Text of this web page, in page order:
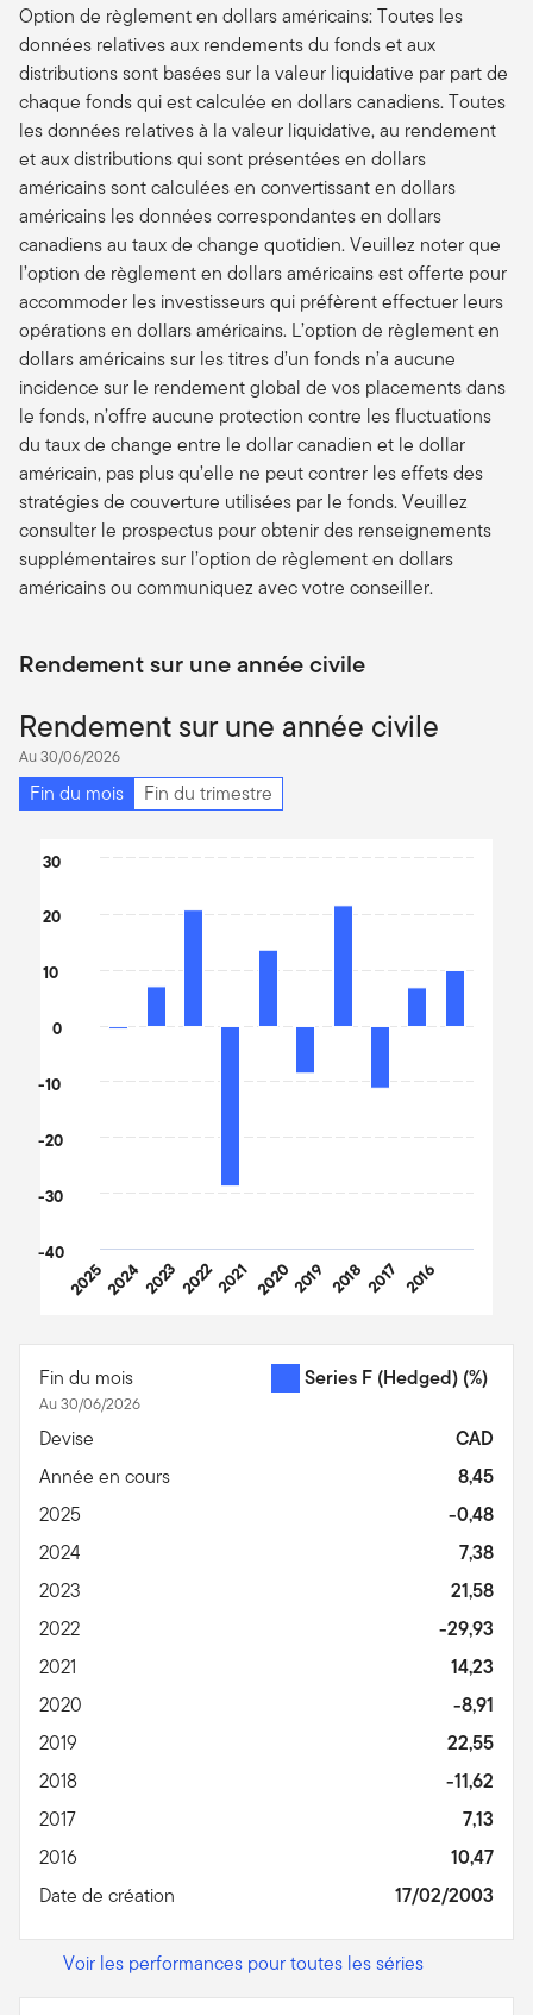
Option de règlement en dollars américains: Toutes les
données relatives aux rendements du fonds et aux
distributions sont basées sur la valeur liquidative par part de
chaque fonds qui est calculée en dollars canadiens. Toutes
les données relatives à la valeur liquidative, au rendement
et aux distributions qui sont présentées en dollars
américains sont calculées en convertissant en dollars
américains les données correspondantes en dollars
canadiens au taux de change quotidien. Veuillez noter que
l’option de règlement en dollars américains est offerte pour
accommoder les investisseurs qui préfèrent effectuer leurs
opérations en dollars américains. L’option de règlement en
dollars américains sur les titres d’un fonds n’a aucune
incidence sur le rendement global de vos placements dans
le fonds, n’offre aucune protection contre les fluctuations
du taux de change entre le dollar canadien et le dollar
américain, pas plus qu’elle ne peut contrer les effets des
stratégies de couverture utilisées par le fonds. Veuillez
consulter le prospectus pour obtenir des renseignements
supplémentaires sur l’option de règlement en dollars
américains ou communiquez avec votre conseiller.
Rendement sur une année civile
Rendement sur une année civile
Au 30/06/2026
Fin du mois Fin du trimestre
The chart has 1 X axis displaying categories.
The chart has 1 Y axis displaying values. Data ranges from -
20252024202320222021 20202019 20182017 2016
-40
-30
-20
-10
0
10
20
30
Fin du mois
Au 30/06/2026
Series F (Hedged) (%)
Devise
CAD
Année en cours
8,45
2025
-0,48
2024
7,38
2023
21,58
2022
-29,93
2021
14,23
2020
-8,91
2019
22,55
2018
-11,62
2017
7,13
2016
10,47
Date de création
17/02/2003
Voir les performances pour toutes les séries